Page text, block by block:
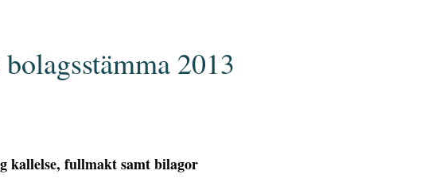
2013
kallelse, fullmakt samt bilagor